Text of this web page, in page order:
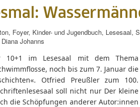
, Foyer, Kinder- und Jugendbuch, Lesesaal,
Diana Johanns
10+1 im Lesesaal mit dem Thema
noch bis zum 7. Januar die
Otfried Preußler zum 100.
soll nicht nur Der kleine
die Schöpfungen anderer Autor:innen